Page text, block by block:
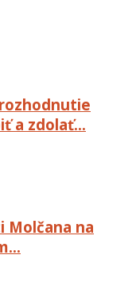
a zdolať…
Molčana na